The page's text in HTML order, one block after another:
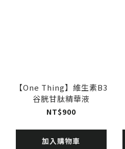
【One Thing】維生素B3
谷胱甘肽精華液
NT$900
加入購物車